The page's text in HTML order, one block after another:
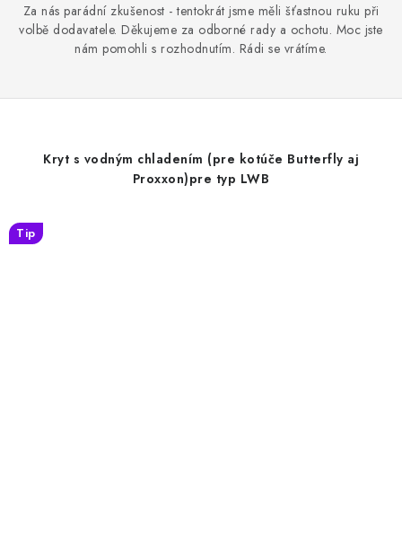
Za nás parádní zkušenost - tentokrát jsme měli šťastnou ruku při
volbě dodavatele. Děkujeme za odborné rady a ochotu. Moc jste
nám pomohli s rozhodnutím. Rádi se vrátíme.
Kryt s vodným chladením (pre kotúče Butterfly aj
Proxxon)pre typ LWB
Tip